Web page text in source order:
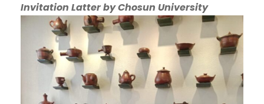
Invitation Latter by Chosun University